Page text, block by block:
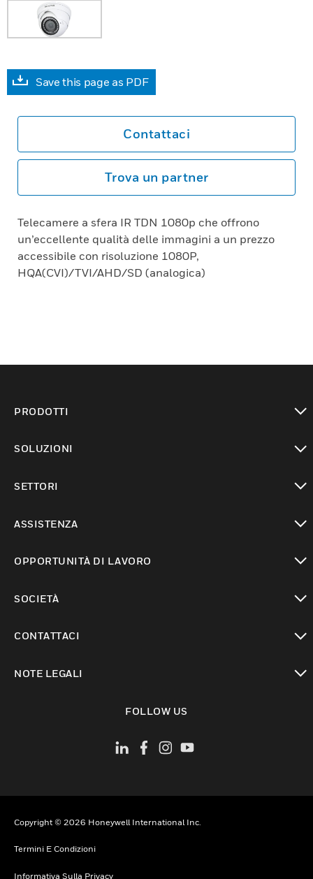
Save this page as PDF
Contattaci
Trova un partner
Telecamere a sfera IR TDN 1080p che offrono
un’eccellente qualità delle immagini a un prezzo
accessibile con risoluzione 1080P,
HQA(CVI)/TVI/AHD/SD (analogica)
PRODOTTI
SOLUZIONI
SETTORI
ASSISTENZA
OPPORTUNITÀ DI LAVORO
SOCIETÀ
CONTATTACI
NOTE LEGALI
FOLLOW US
Copyright © 2026 Honeywell International Inc.
Termini E Condizioni
Informativa Sulla Privacy